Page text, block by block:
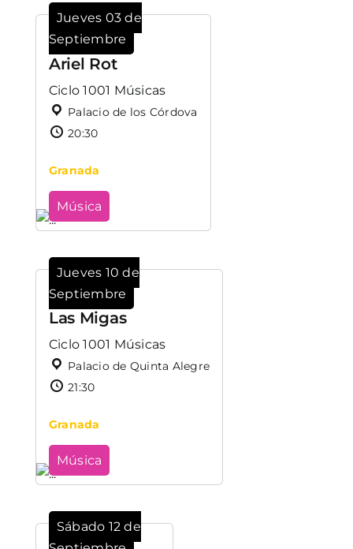
Jueves 03 de
Septiembre
Ariel Rot
Ciclo 1001 Músicas
Palacio de los Córdova
20:30
Granada
Música
Jueves 10 de
Septiembre
Las Migas
Ciclo 1001 Músicas
Palacio de Quinta Alegre
21:30
Granada
Música
Sábado 12 de